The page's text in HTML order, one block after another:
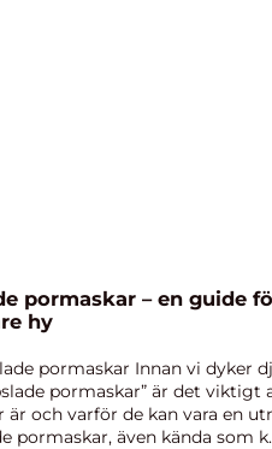
pormaskar – en guide
hy
pormaskar Innan vi dyker
pormaskar” är det viktigt
är och varför de kan vara en
pormaskar, även kända som